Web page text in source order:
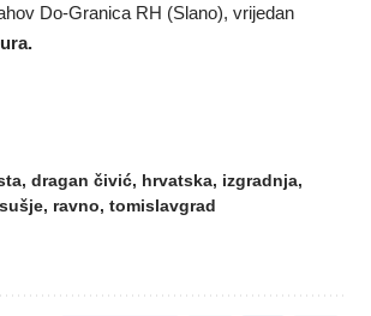
Do-Granica RH (Slano), vrijedan
, dragan čivić, hrvatska, izgradnja,
, ravno, tomislavgrad